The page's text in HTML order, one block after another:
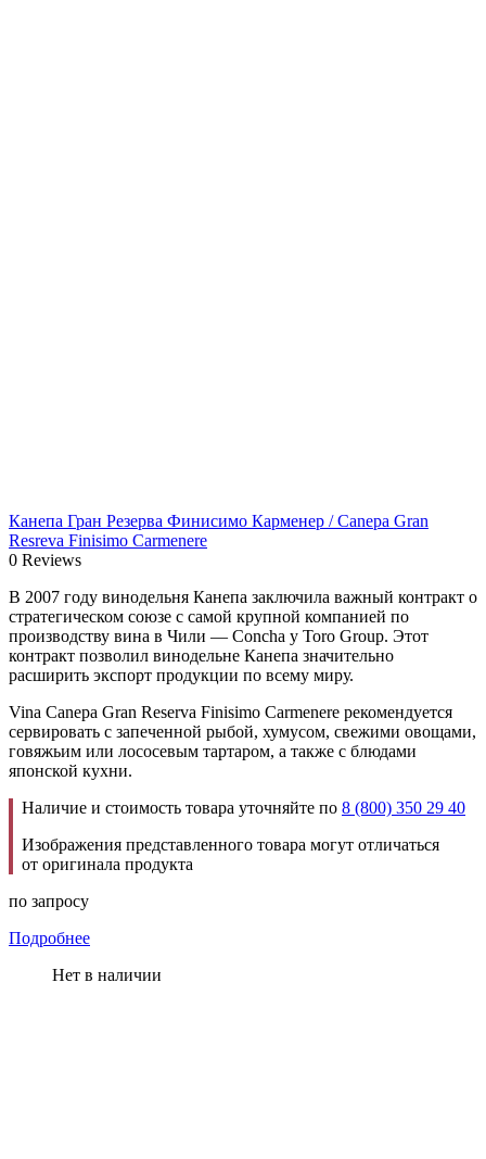
Канепа Гран Резерва Финисимо Карменер / Canepa Gran
Resreva Finisimo Carmenere
0 Reviews
В 2007 году винодельня Канепа заключила важный контракт о
стратегическом союзе с самой крупной компанией по
производству вина в Чили — Concha y Toro Group. Этот
контракт позволил винодельне Канепа значительно
расширить экспорт продукции по всему миру.
Vina Canepa Gran Reserva Finisimo Carmenere рекомендуется
сервировать с запеченной рыбой, хумусом, свежими овощами,
говяжьим или лососевым тартаром, а также с блюдами
японской кухни.
Наличие и стоимость товара уточняйте по 8 (800) 350 29 40
Изображения представленного товара могут отличаться
от оригинала продукта
по запросу
Подробнее
Нет в наличии